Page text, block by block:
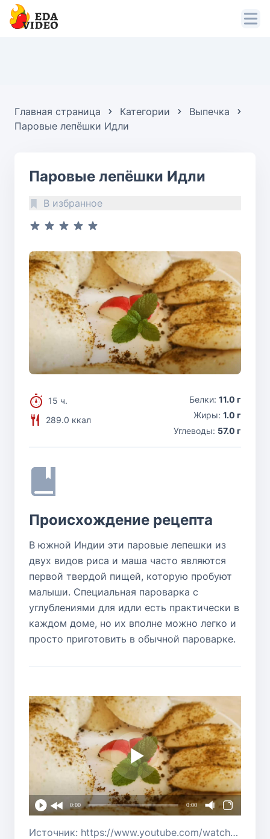
Главная страница Категории
Выпечка
Паровые лепёшки Идли
Паровые лепёшки Идли
В избранное
15 ч.
289.0 ккал
Белки: 11.0 г
Жиры: 1.0 г
Углеводы: 57.0 г
Происхождение рецепта
В южной Индии эти паровые лепешки из
двух видов риса и маша часто являются
первой твердой пищей, которую пробуют
малыши. Специальная пароварка с
углублениями для идли есть практически в
каждом доме, но их вполне можно легко и
просто приготовить в обычной пароварке.
0:00 0:00
Источник: https://www.youtube.com/watch?v=UhC_DxC3ALA